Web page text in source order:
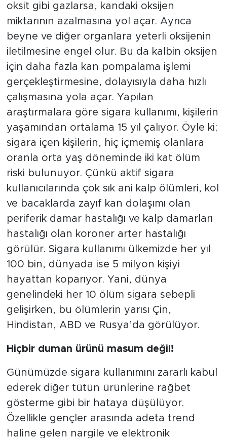
oksit gibi gazlarsa, kandaki oksijen
miktarının azalmasına yol açar. Ayrıca
beyne ve diğer organlara yeterli oksijenin
iletilmesine engel olur. Bu da kalbin oksijen
için daha fazla kan pompalama işlemi
gerçekleştirmesine, dolayısıyla daha hızlı
çalışmasına yola açar. Yapılan
araştırmalara göre sigara kullanımı, kişilerin
yaşamından ortalama 15 yıl çalıyor. Öyle ki;
sigara içen kişilerin, hiç içmemiş olanlara
oranla orta yaş döneminde iki kat ölüm
riski bulunuyor. Çünkü aktif sigara
kullanıcılarında çok sık ani kalp ölümleri, kol
ve bacaklarda zayıf kan dolaşımı olan
periferik damar hastalığı ve kalp damarları
hastalığı olan koroner arter hastalığı
görülür. Sigara kullanımı ülkemizde her yıl
100 bin, dünyada ise 5 milyon kişiyi
hayattan koparıyor. Yani, dünya
genelindeki her 10 ölüm sigara sebepli
gelişirken, bu ölümlerin yarısı Çin,
Hindistan, ABD ve Rusya’da görülüyor.
Hiçbir duman ürünü masum değil!
Günümüzde sigara kullanımını zararlı kabul
ederek diğer tütün ürünlerine rağbet
gösterme gibi bir hataya düşülüyor.
Özellikle gençler arasında adeta trend
haline gelen nargile ve elektronik